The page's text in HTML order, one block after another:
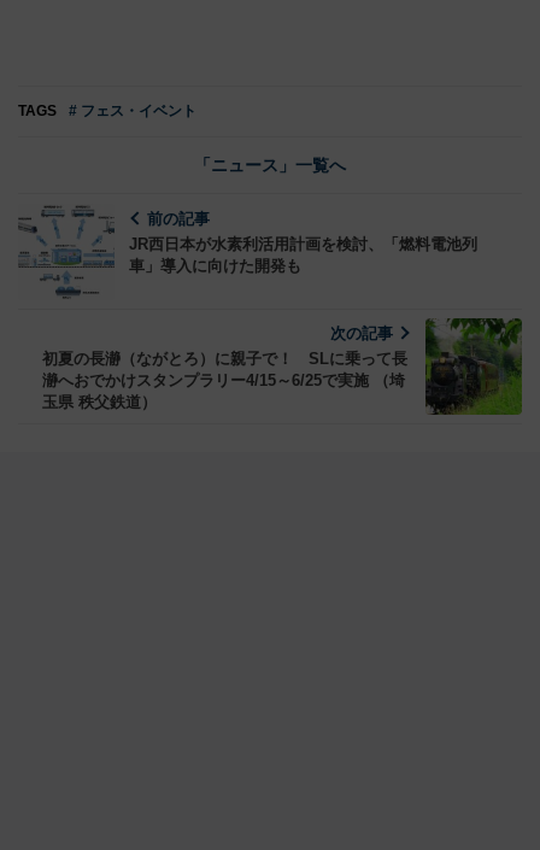
TAGS # フェス・イベント
「ニュース」一覧へ
前の記事
JR西日本が水素利活用計画を検討、「燃料電池列
車」導入に向けた開発も
次の記事
初夏の長瀞（ながとろ）に親子で！ SLに乗って長
瀞へおでかけスタンプラリー4/15～6/25で実施 （埼
玉県 秩父鉄道）